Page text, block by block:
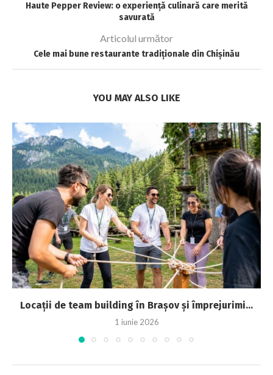
Haute Pepper Review: o experiență culinară care merită
savurată
Articolul următor
Cele mai bune restaurante tradiționale din Chișinău
YOU MAY ALSO LIKE
Locații de team building în Brașov și împrejurimi...
1 iunie 2026